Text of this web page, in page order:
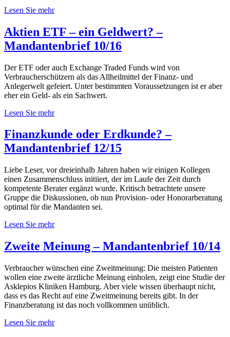
Lesen Sie mehr
Aktien ETF – ein Geldwert? –
Mandantenbrief 10/16
Der ETF oder auch Exchange Traded Funds wird von
Verbraucherschützern als das Allheilmittel der Finanz- und
Anlegerwelt gefeiert. Unter bestimmten Voraussetzungen ist er aber
eher ein Geld- als ein Sachwert.
Lesen Sie mehr
Finanzkunde oder Erdkunde? –
Mandantenbrief 12/15
Liebe Leser, vor dreieinhalb Jahren haben wir einigen Kollegen
einen Zusammenschluss initiiert, der im Laufe der Zeit durch
kompetente Berater ergänzt wurde. Kritisch betrachtete unsere
Gruppe die Diskussionen, ob nun Provision- oder Honorarberatung
optimal für die Mandanten sei.
Lesen Sie mehr
Zweite Meinung – Mandantenbrief 10/14
Verbraucher wünschen eine Zweitmeinung: Die meisten Patienten
wollen eine zweite ärztliche Meinung einholen, zeigt eine Studie der
Asklepios Kliniken Hamburg. Aber viele wissen überhaupt nicht,
dass es das Recht auf eine Zweitmeinung bereits gibt. In der
Finanzberatung ist das noch vollkommen unüblich.
Lesen Sie mehr